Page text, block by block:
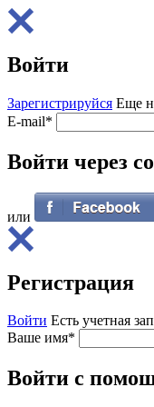
Войти
Зарегистрируйся Еще
E-mail*
Войти через
или
Регистрация
Войти Есть учетная
Ваше имя*
Войти с